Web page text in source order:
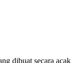
dibuat secara acak